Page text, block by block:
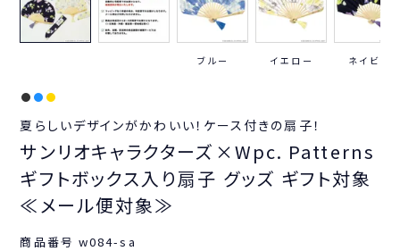
ブルー イエロー ネイビー
夏らしいデザインがかわいい！ケース付きの扇子！
サンリオキャラクターズ×Wpc. Patterns
ギフトボックス入り扇子 グッズ ギフト対象
≪メール便対象≫
商品番号 w084-sa